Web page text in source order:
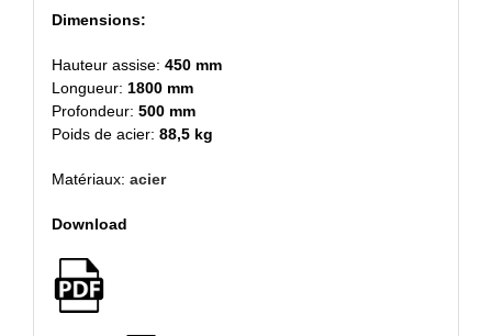
Dimensions:
Hauteur assise: 450 mm
Longueur: 1800 mm
Profondeur: 500 mm
Poids de acier: 88,5 kg
Matériaux: acier
Download